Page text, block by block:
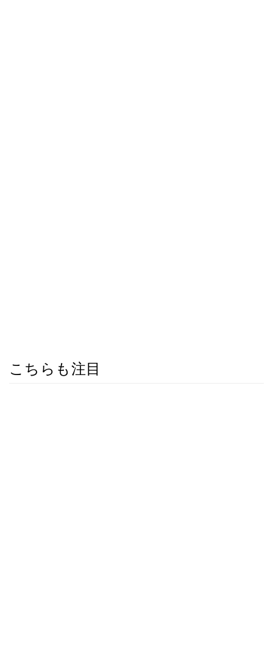
こちらも注目